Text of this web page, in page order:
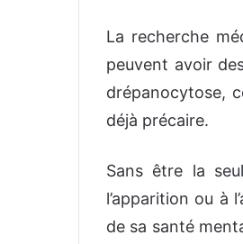
La recherche
peuvent avoir
drépanocytose,
déjà précaire.
Sans être la
l’apparition ou à
de sa santé